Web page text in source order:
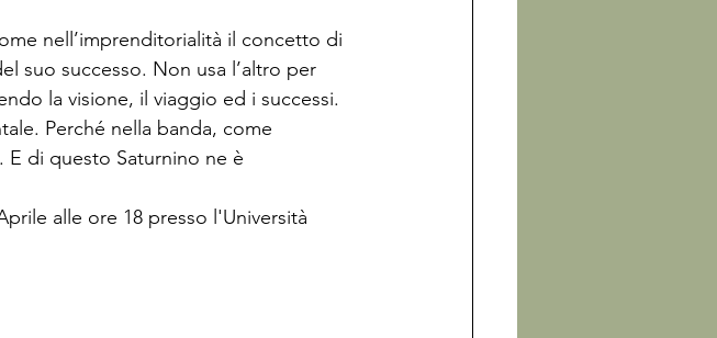
nell’imprenditorialità il concetto di
suo successo. Non usa l’altro per
la visione, il viaggio ed i successi.
Perché nella banda, come
di questo Saturnino ne è
alle ore 18 presso l'Università